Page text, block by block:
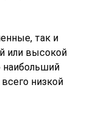
так и
или высокой
наибольший
низкой